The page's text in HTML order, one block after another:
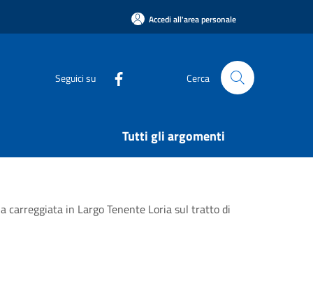
Accedi all'area personale
Seguici su Cerca
Tutti gli argomenti
in Largo Tenente Loria sul tratto di